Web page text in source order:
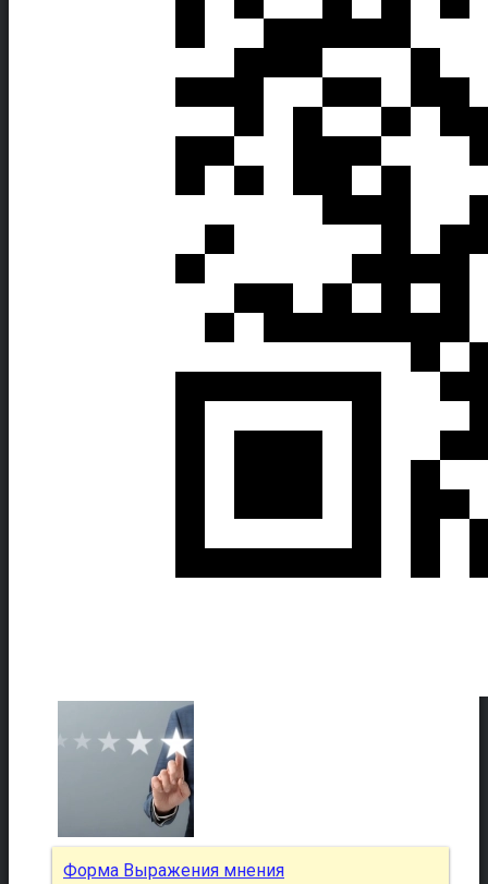
Форма Выражения мнения